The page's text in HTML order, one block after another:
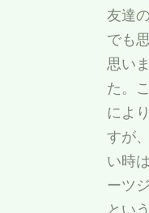
友達
でも
思い
た。
によ
すが
い時
ーツ
とい